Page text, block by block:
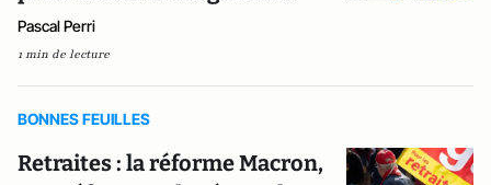
Pascal Perri
1 min de lecture
BONNES FEUILLES
Retraites : la réforme Macron,